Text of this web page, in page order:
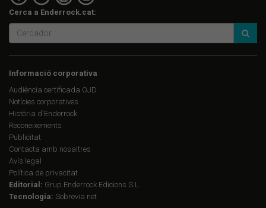
Cerca a Enderrock.cat:
Informació corporativa
Audiència certificada OJD
Notícies corporatives
Història d'Enderrock
Reconeixements
Publicitat
Contacta amb nosaltres
Avís legal
Política de privacitat
Editorial: Grup Enderrock Edicions S.L.
Tecnologia: Sobrevia.net